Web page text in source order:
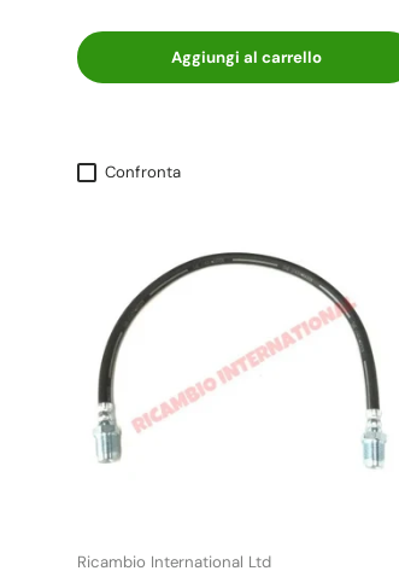
Aggiungi al carrello
Confronta
Ricambio International Ltd